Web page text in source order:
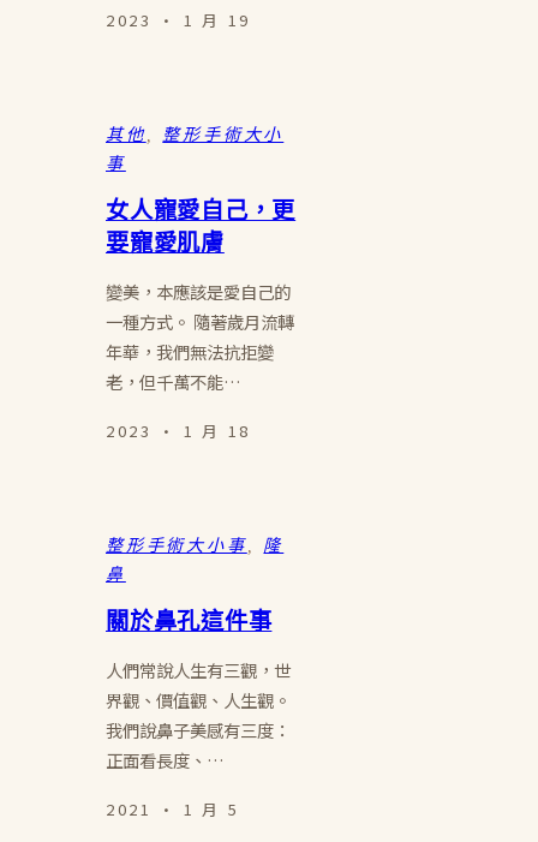
2023 · 1 月 19
其他
整形手術大小
事
女人寵愛自己，更
要寵愛肌膚
變美，本應該是愛自己的
一種方式。 隨著歲月流轉
年華，我們無法抗拒變
老，但千萬不能…
2023 · 1 月 18
整形手術大小事
隆
鼻
關於鼻孔這件事
人們常說人生有三觀，世
界觀、價值觀、人生觀。
我們說鼻子美感有三度：
正面看長度、…
2021 · 1 月 5